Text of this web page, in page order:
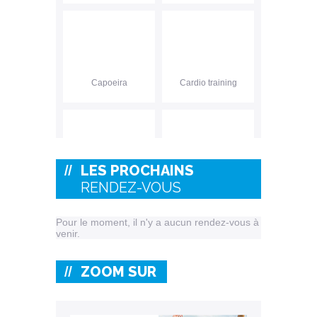
Capoeira Cardio training
Eveil de l'enfant
Formateur
Gym Form'
LES PROCHAINS
RENDEZ-VOUS
Pour le moment, il n'y a aucun rendez-vous à
venir.
ZOOM SUR